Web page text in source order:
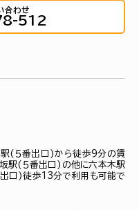
合わせ
512
(５番出口)から徒歩9分の賃
駅(５番出口)の他に六本木駅
出口)徒歩13分で利用も可能で